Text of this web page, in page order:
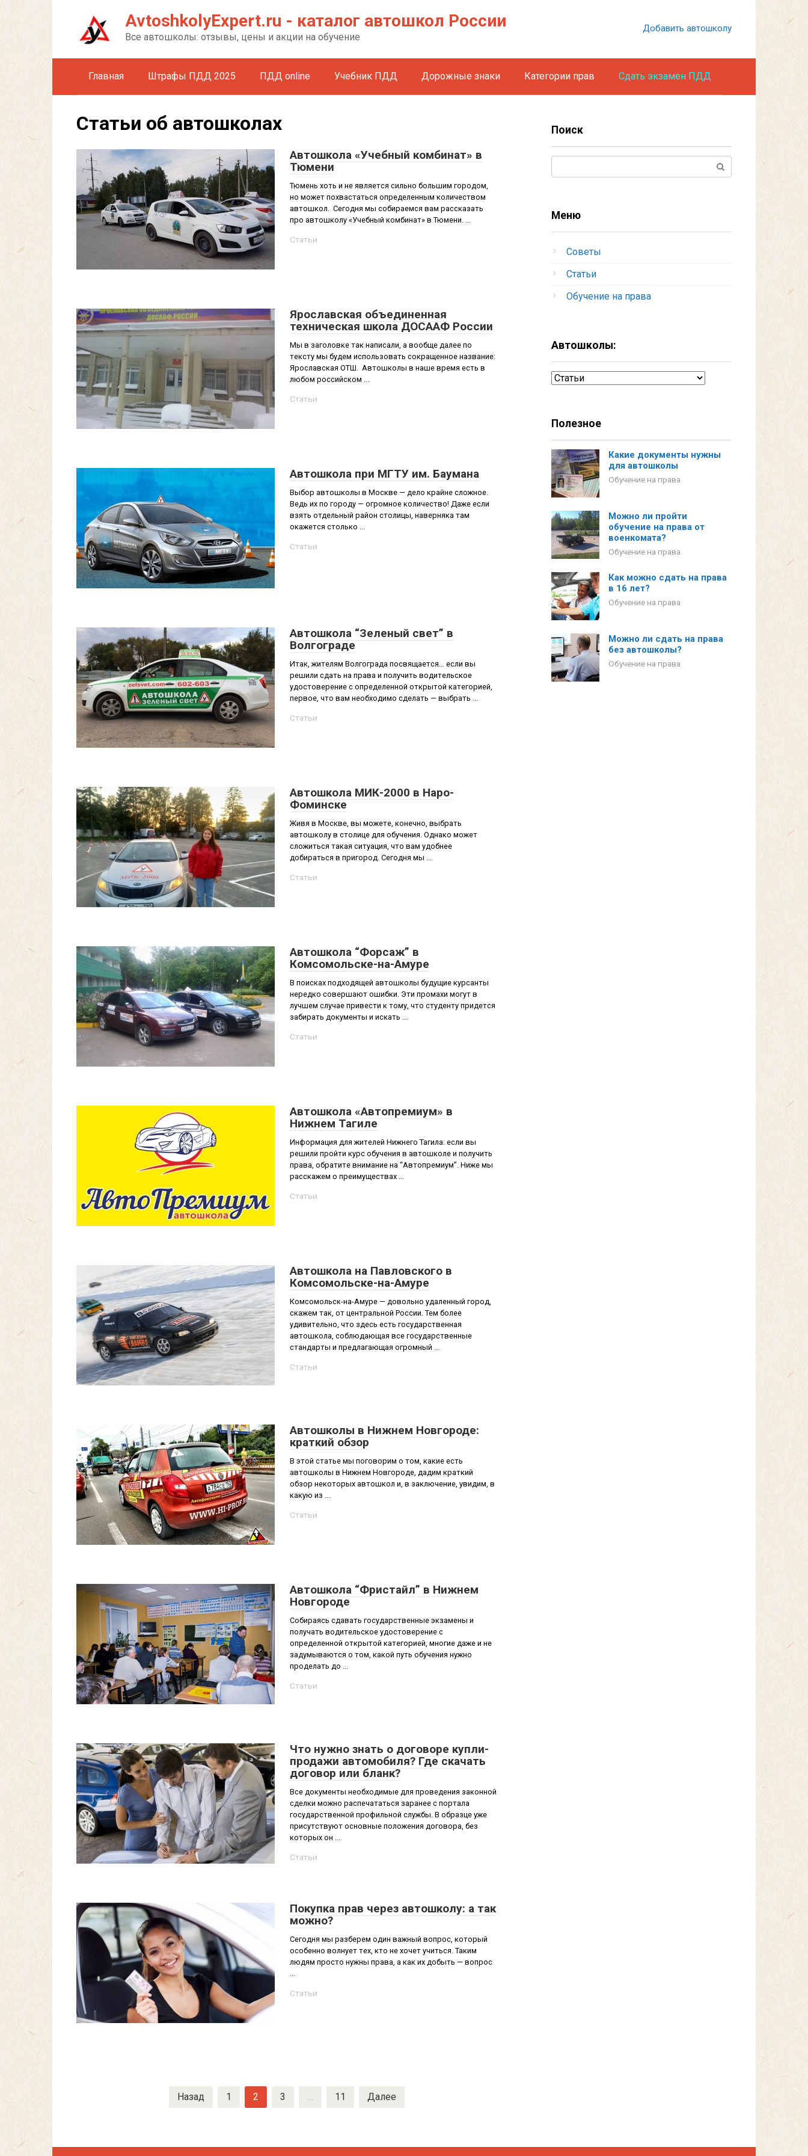
AvtoshkolyExpert.ru - каталог автошкол России
Все автошколы: отзывы, цены и акции на обучение
Добавить автошколу
Главная Штрафы ПДД 2025 ПДД online Учебник ПДД Дорожные знаки Категории прав Сдать экзамен ПДД
Статьи об автошколах
Автошкола «Учебный комбинат» в
Тюмени
Тюмень хоть и не является сильно большим городом,
но может похвастаться определенным количеством
автошкол. Сегодня мы собираемся вам рассказать
про автошколу «Учебный комбинат» в Тюмени. ...
Статьи
Ярославская объединенная
техническая школа ДОСААФ России
Мы в заголовке так написали, а вообще далее по
тексту мы будем использовать сокращенное название:
Ярославская ОТШ. Автошколы в наше время есть в
любом российском ...
Статьи
Автошкола при МГТУ им. Баумана
Выбор автошколы в Москве — дело крайне сложное.
Ведь их по городу — огромное количество! Даже если
взять отдельный район столицы, наверняка там
окажется столько ...
Статьи
Автошкола “Зеленый свет” в
Волгограде
Итак, жителям Волгограда посвящается… если вы
решили сдать на права и получить водительское
удостоверение с определенной открытой категорией,
первое, что вам необходимо сделать — выбрать ...
Статьи
Автошкола МИК-2000 в Наро-
Фоминске
Живя в Москве, вы можете, конечно, выбрать
автошколу в столице для обучения. Однако может
сложиться такая ситуация, что вам удобнее
добираться в пригород. Сегодня мы ...
Статьи
Автошкола “Форсаж” в
Комсомольске-на-Амуре
В поисках подходящей автошколы будущие курсанты
нередко совершают ошибки. Эти промахи могут в
лучшем случае привести к тому, что студенту придется
забирать документы и искать ...
Статьи
Автошкола «Автопремиум» в
Нижнем Тагиле
Информация для жителей Нижнего Тагила: если вы
решили пройти курс обучения в автошколе и получить
права, обратите внимание на “Автопремиум”. Ниже мы
расскажем о преимуществах ...
Статьи
Автошкола на Павловского в
Комсомольске-на-Амуре
Комсомольск-на-Амуре — довольно удаленный город,
скажем так, от центральной России. Тем более
удивительно, что здесь есть государственная
автошкола, соблюдающая все государственные
стандарты и предлагающая огромный ...
Статьи
Автошколы в Нижнем Новгороде:
краткий обзор
В этой статье мы поговорим о том, какие есть
автошколы в Нижнем Новгороде, дадим краткий
обзор некоторых автошкол и, в заключение, увидим, в
какую из ...
Статьи
Автошкола “Фристайл” в Нижнем
Новгороде
Собираясь сдавать государственные экзамены и
получать водительское удостоверение с
определенной открытой категорией, многие даже и не
задумываются о том, какой путь обучения нужно
проделать до ...
Статьи
Что нужно знать о договоре купли-
продажи автомобиля? Где скачать
договор или бланк?
Все документы необходимые для проведения законной
сделки можно распечататься заранее с портала
государственной профильной службы. В образце уже
присутствуют основные положения договора, без
которых он ...
Статьи
Покупка прав через автошколу: а так
можно?
Сегодня мы разберем один важный вопрос, который
особенно волнует тех, кто не хочет учиться. Таким
людям просто нужны права, а как их добыть — вопрос
...
Статьи
Назад 1 2 3 … 11 Далее
Поиск
Меню
Советы
Статьи
Обучение на права
Автошколы:
Автошколы:
Полезное
Какие документы нужны
для автошколы
Обучение на права
Можно ли пройти
обучение на права от
военкомата?
Обучение на права
Как можно сдать на права
в 16 лет?
Обучение на права
Можно ли сдать на права
без автошколы?
Обучение на права